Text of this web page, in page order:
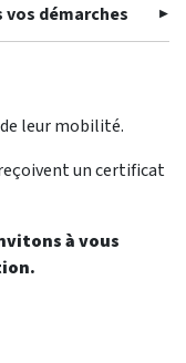
vos démarches
leur mobilité.
un certificat
à vous